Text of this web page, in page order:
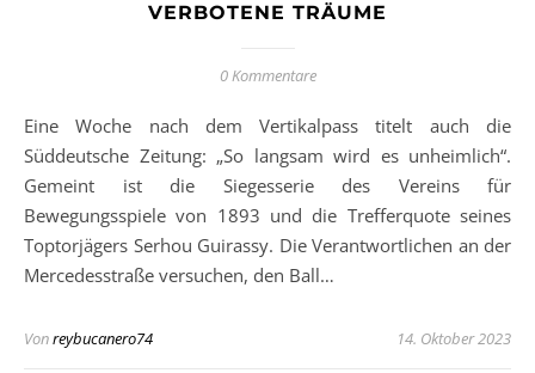
VERBOTENE TRÄUME
0 Kommentare
Eine Woche nach dem Vertikalpass titelt auch die
Süddeutsche Zeitung: „So langsam wird es unheimlich“.
Gemeint ist die Siegesserie des Vereins für
Bewegungsspiele von 1893 und die Trefferquote seines
Toptorjägers Serhou Guirassy. Die Verantwortlichen an der
Mercedesstraße versuchen, den Ball…
Vonreybucanero74 14. Oktober 2023